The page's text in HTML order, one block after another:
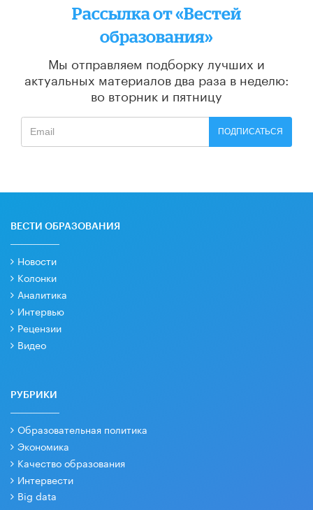
Рассылка от «Вестей
образования»
Мы отправляем подборку лучших и
актуальных материалов два раза в неделю:
во вторник и пятницу
ПОДПИСАТЬСЯ
ВЕСТИ ОБРАЗОВАНИЯ
Новости
Колонки
Аналитика
Интервью
Рецензии
Видео
РУБРИКИ
Образовательная политика
Экономика
Качество образования
Интервести
Big data